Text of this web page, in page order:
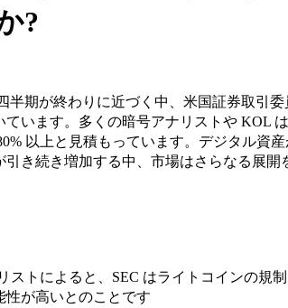
?
半期が終わりに近づく中、米国証券取引
ています。多くの暗号アナリストや KOL
以上と見積もっています。デジタル資
引き続き増加する中、市場はさらなる展開
ストによると、SEC はライトコインの規
性が高いとのことです